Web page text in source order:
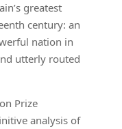
greatest
century: an
nation in
utterly routed
Prize
analysis of